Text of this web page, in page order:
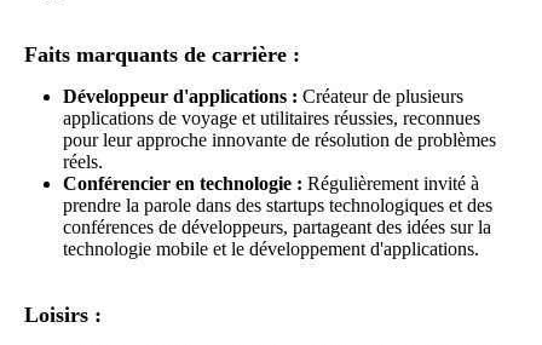
Faits marquants de carrière :
Développeur d'applications : Créateur de plusieurs
applications de voyage et utilitaires réussies, reconnues
pour leur approche innovante de résolution de problèmes
réels.
Conférencier en technologie : Régulièrement invité à
prendre la parole dans des startups technologiques et des
conférences de développeurs, partageant des idées sur la
technologie mobile et le développement d'applications.
Loisirs :